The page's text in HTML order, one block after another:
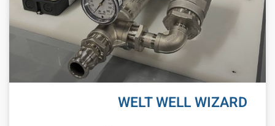
WELT WELL WIZARD